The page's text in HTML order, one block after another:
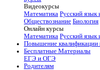
Видеокурсы
Математика Русский язык
Обществознание Биология
Онлайн курсы
Математика Русский язык
Повышение квалификации
Бесплатные Материалы
ЕГЭ и ОГЭ
Родителям